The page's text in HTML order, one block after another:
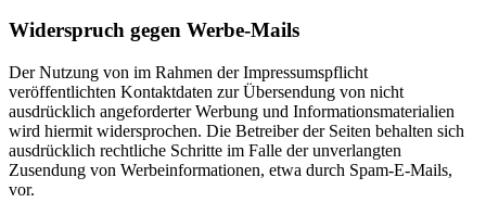
Widerspruch gegen Werbe-Mails
Der Nutzung von im Rahmen der Impressumspflicht
veröffentlichten Kontaktdaten zur Übersendung von nicht
ausdrücklich angeforderter Werbung und Informationsmaterialien
wird hiermit widersprochen. Die Betreiber der Seiten behalten sich
ausdrücklich rechtliche Schritte im Falle der unverlangten
Zusendung von Werbeinformationen, etwa durch Spam-E-Mails,
vor.